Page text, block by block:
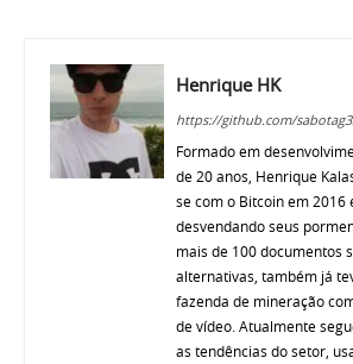
Henrique HK
https://github.com/
Formado em
de 20 anos, Henrique
se com o Bitcoin em 2016
desvendando seus
mais de 100 documentos
alternativas, também já
fazenda de mineração
de vídeo. Atualmente
as tendências do setor,